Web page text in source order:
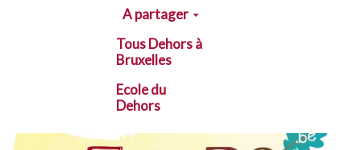
A partager
Tous Dehors à
Bruxelles
Ecole du
Dehors